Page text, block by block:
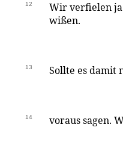
12
Wir verfielen ja
wißen.
13 Sollte es damit
14 voraus sagen.